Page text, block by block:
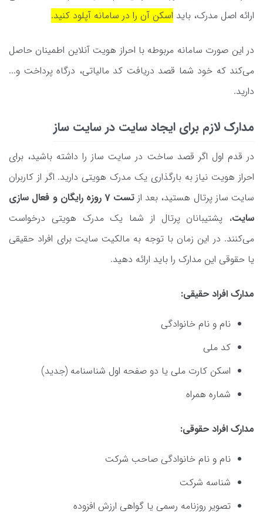
ارائه اصل مدرک، باید اسکن آن را در سامانه‌ آپلود کنید.
در این صورت سامانه مربوطه با احراز هویت آنلاین اطمینان حاصل
می‌کند که خود شما قصد دریافت کد مالیاتی، درگاه پرداخت و...
دارید.
مدارک لازم برای ایجاد سایت در سایت ساز
در قدم اول اگر قصد ساخت در سایت ساز را داشته باشید، برای
احراز هویت نیاز به بارگذاری یک مدرک هویتی دارید. اگر از کاربران
سایت ساز پرتال هستید، بعد از
تست 7 روزه رایگان و فعال سازی
سایت، پشتیبانان پرتال از شما یک مدرک هویتی درخواست
می‌کنند. در این زمان با توجه به مالکیت سایت برای افراد حقیقی
یا حقوقی این مدارک را باید ارائه دهید.
مدارک افراد حقیقی:
نام و نام خانوادگی
کد ملی
اسکن کارت ملی یا دو صفحه اول شناسنامه (جدید)
شماره همراه
مدارک افراد حقوقی:
نام و نام خانوادگی صاحب شرکت
شناسه شرکت
تصویر روزنامه رسمی یا گواهی ارزش افزوده